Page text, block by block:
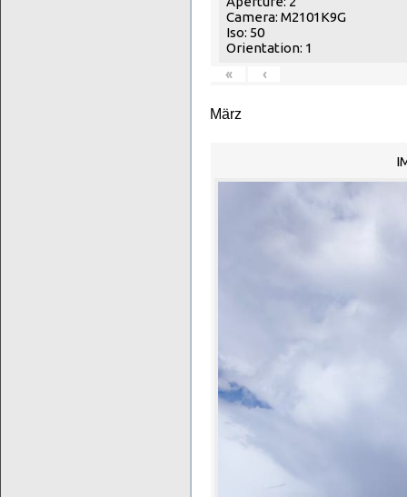
Camera: M2101K9G
Iso: 50
Orientation: 1
«
‹
März